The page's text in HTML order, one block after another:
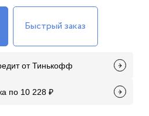
Быстрый заказ
от Тинькофф
по 10 228 ₽